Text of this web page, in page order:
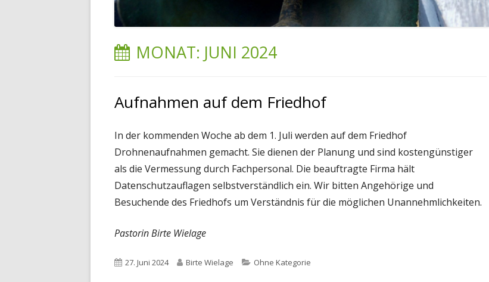
MONAT: JUNI 2024
Aufnahmen auf dem Friedhof
In der kommenden Woche ab dem 1. Juli werden auf dem Friedhof
Drohnenaufnahmen gemacht. Sie dienen der Planung und sind kostengünstiger
als die Vermessung durch Fachpersonal. Die beauftragte Firma hält
Datenschutzauflagen selbstverständlich ein. Wir bitten Angehörige und
Besuchende des Friedhofs um Verständnis für die möglichen Unannehmlichkeiten.
Pastorin Birte Wielage
Veröffentlicht
27. Juni 2024 Autor
Birte Wielage Kategorien
Ohne Kategorie